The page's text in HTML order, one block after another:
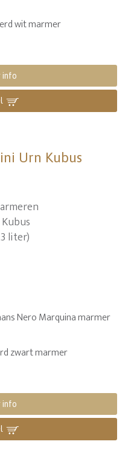
wit marmer
info
Urn Kubus
Nero Marquina marmer
zwart marmer
info